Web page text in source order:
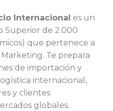
Internacional es un
Superior de 2.000
que pertenece a
Marketing. Te prepara
de importación y
internacional,
y clientes
globales.